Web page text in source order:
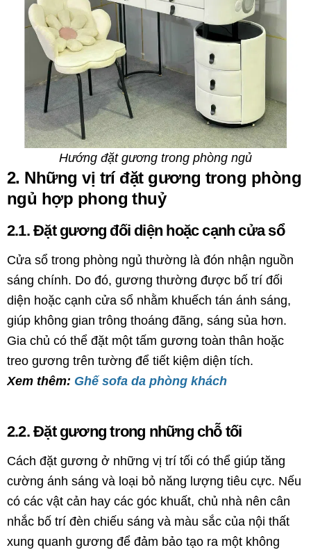
Hướng đặt gương trong phòng ngủ
2. Những vị trí đặt gương trong phòng
ngủ hợp phong thuỷ
2.1. Đặt gương đối diện hoặc cạnh cửa sổ
Cửa sổ trong phòng ngủ thường là đón nhận nguồn
sáng chính. Do đó, gương thường được bố trí đối
diện hoặc cạnh cửa sổ nhằm khuếch tán ánh sáng,
giúp không gian trông thoáng đãng, sáng sủa hơn.
Gia chủ có thể đặt một tấm gương toàn thân hoặc
treo gương trên tường để tiết kiệm diện tích.
Xem thêm: Ghế sofa da phòng khách
2.2. Đặt gương trong những chỗ tối
Cách đặt gương ở những vị trí tối có thể giúp tăng
cường ánh sáng và loại bỏ năng lượng tiêu cực. Nếu
có các vật cản hay các góc khuất, chủ nhà nên cân
nhắc bố trí đèn chiếu sáng và màu sắc của nội thất
xung quanh gương để đảm bảo tạo ra một không